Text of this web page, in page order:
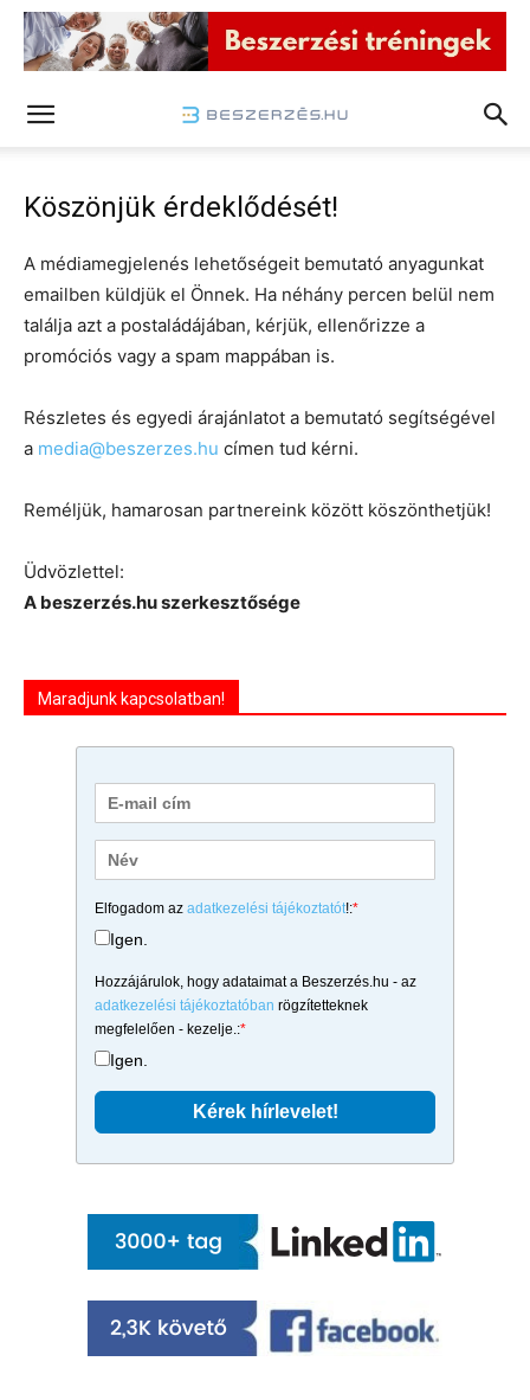
Köszönjük érdeklődését!
A médiamegjelenés lehetőségeit bemutató anyagunkat
emailben küldjük el Önnek. Ha néhány percen belül nem
találja azt a postaládájában, kérjük, ellenőrizze a
promóciós vagy a spam mappában is.
Részletes és egyedi árajánlatot a bemutató segítségével
a media@beszerzes.hu címen tud kérni.
Reméljük, hamarosan partnereink között köszönthetjük!
Üdvözlettel:
A beszerzés.hu szerkesztősége
Maradjunk kapcsolatban!
Elfogadom az adatkezelési tájékoztatót!:*
Igen.
Hozzájárulok, hogy adataimat a Beszerzés.hu - az
adatkezelési tájékoztatóban rögzítetteknek
megfelelően - kezelje.:*
Igen.